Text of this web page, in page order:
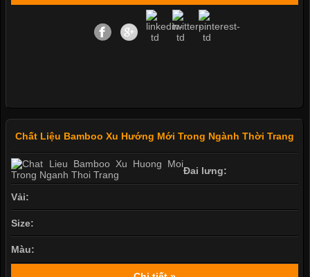
Chất Liệu Bamboo Xu Hướng Mới Trong Ngành Thời Trang
Đai lưng:
Vải:
Size:
Màu: